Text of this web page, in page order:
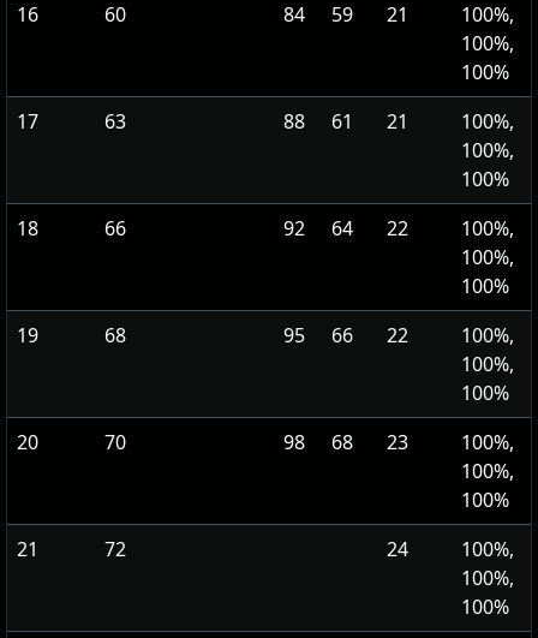
16
60 84 59 21
100%,
100%,
100%
17
63 88 61 21
100%,
100%,
100%
18
66 92 64 22
100%,
100%,
100%
19
68 95 66 22
100%,
100%,
100%
20
70 98 68 23
100%,
100%,
100%
21
72 24
100%,
100%,
100%